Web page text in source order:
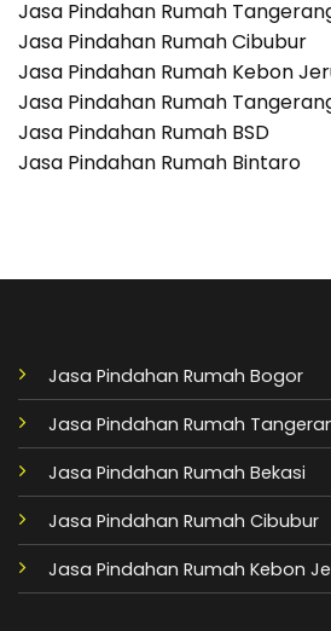
Jasa Pindahan Rumah
Jasa Pindahan Rumah Cibubur
Jasa Pindahan Rumah Kebon
Jasa Pindahan Rumah
Jasa Pindahan Rumah BSD
Jasa Pindahan Rumah Bintaro
Jasa Pindahan Rumah Bogor
Jasa Pindahan Rumah
Jasa Pindahan Rumah Bekasi
Jasa Pindahan Rumah Cibubur
Jasa Pindahan Rumah Kebon